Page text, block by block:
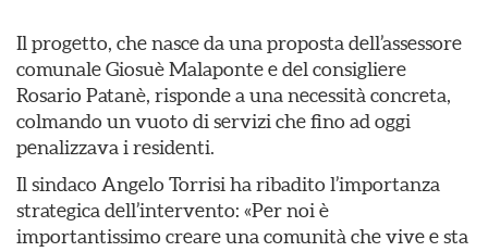
Il progetto, che nasce da una proposta dell’assessore
comunale Giosuè Malaponte e del consigliere
Rosario Patanè, risponde a una necessità concreta,
colmando un vuoto di servizi che fino ad oggi
penalizzava i residenti.
Il sindaco Angelo Torrisi ha ribadito l’importanza
strategica dell’intervento: «Per noi è
importantissimo creare una comunità che vive e sta